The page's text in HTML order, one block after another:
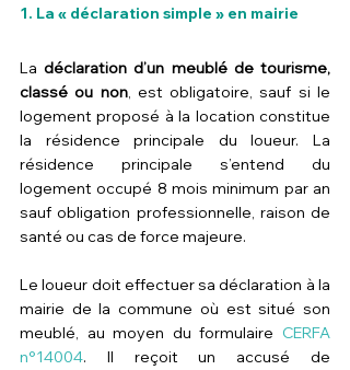
1. La « déclaration simple » en mairie
La déclaration d’un meublé de tourisme,
classé ou non, est obligatoire, sauf si le
logement proposé à la location constitue
la résidence principale du loueur. La
résidence principale s’entend du
logement occupé 8 mois minimum par an
sauf obligation professionnelle, raison de
santé ou cas de force majeure.
Le loueur doit effectuer sa déclaration à la
mairie de la commune où est situé son
meublé, au moyen du formulaire CERFA
n°14004. Il reçoit un accusé de